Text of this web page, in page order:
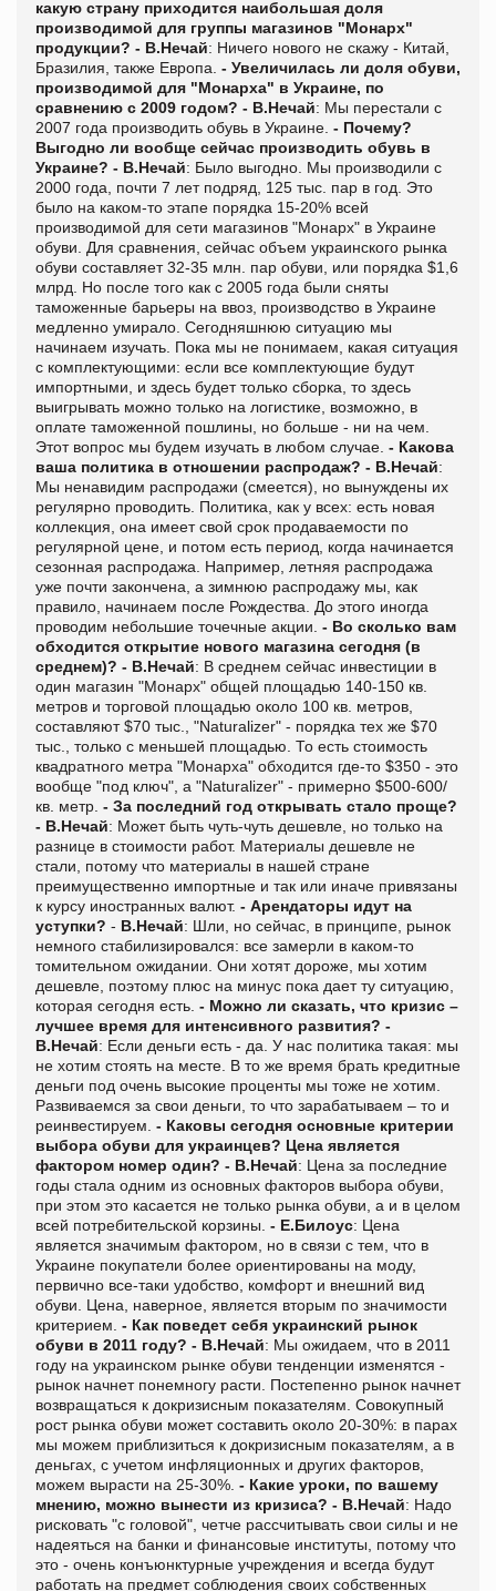
какую страну приходится наибольшая доля
производимой для группы магазинов "Монарх"
продукции? - В.Нечай: Ничего нового не скажу - Китай,
Бразилия, также Европа. - Увеличилась ли доля обуви,
производимой для "Монарха" в Украине, по
сравнению с 2009 годом? - В.Нечай: Мы перестали с
2007 года производить обувь в Украине. - Почему?
Выгодно ли вообще сейчас производить обувь в
Украине? - В.Нечай: Было выгодно. Мы производили с
2000 года, почти 7 лет подряд, 125 тыс. пар в год. Это
было на каком-то этапе порядка 15-20% всей
производимой для сети магазинов "Монарх" в Украине
обуви. Для сравнения, сейчас объем украинского рынка
обуви составляет 32-35 млн. пар обуви, или порядка $1,6
млрд. Но после того как с 2005 года были сняты
таможенные барьеры на ввоз, производство в Украине
медленно умирало. Сегодняшнюю ситуацию мы
начинаем изучать. Пока мы не понимаем, какая ситуация
с комплектующими: если все комплектующие будут
импортными, и здесь будет только сборка, то здесь
выигрывать можно только на логистике, возможно, в
оплате таможенной пошлины, но больше - ни на чем.
Этот вопрос мы будем изучать в любом случае. - Какова
ваша политика в отношении распродаж? - В.Нечай:
Мы ненавидим распродажи (смеется), но вынуждены их
регулярно проводить. Политика, как у всех: есть новая
коллекция, она имеет свой срок продаваемости по
регулярной цене, и потом есть период, когда начинается
сезонная распродажа. Например, летняя распродажа
уже почти закончена, а зимнюю распродажу мы, как
правило, начинаем после Рождества. До этого иногда
проводим небольшие точечные акции. - Во сколько вам
обходится открытие нового магазина сегодня (в
среднем)? - В.Нечай: В среднем сейчас инвестиции в
один магазин "Монарх" общей площадью 140-150 кв.
метров и торговой площадью около 100 кв. метров,
составляют $70 тыс., "Naturalizer" - порядка тех же $70
тыс., только с меньшей площадью. То есть стоимость
квадратного метра "Монарха" обходится где-то $350 - это
вообще "под ключ", а "Naturalizer" - примерно $500-600/
кв. метр. - За последний год открывать стало проще?
- В.Нечай: Может быть чуть-чуть дешевле, но только на
разнице в стоимости работ. Материалы дешевле не
стали, потому что материалы в нашей стране
преимущественно импортные и так или иначе привязаны
к курсу иностранных валют. - Арендаторы идут на
уступки? - В.Нечай: Шли, но сейчас, в принципе, рынок
немного стабилизировался: все замерли в каком-то
томительном ожидании. Они хотят дороже, мы хотим
дешевле, поэтому плюс на минус пока дает ту ситуацию,
которая сегодня есть. - Можно ли сказать, что кризис –
лучшее время для интенсивного развития? -
В.Нечай: Если деньги есть - да. У нас политика такая: мы
не хотим стоять на месте. В то же время брать кредитные
деньги под очень высокие проценты мы тоже не хотим.
Развиваемся за свои деньги, то что зарабатываем – то и
реинвестируем. - Каковы сегодня основные критерии
выбора обуви для украинцев? Цена является
фактором номер один? - В.Нечай: Цена за последние
годы стала одним из основных факторов выбора обуви,
при этом это касается не только рынка обуви, а и в целом
всей потребительской корзины. - Е.Билоус: Цена
является значимым фактором, но в связи с тем, что в
Украине покупатели более ориентированы на моду,
первично все-таки удобство, комфорт и внешний вид
обуви. Цена, наверное, является вторым по значимости
критерием. - Как поведет себя украинский рынок
обуви в 2011 году? - В.Нечай: Мы ожидаем, что в 2011
году на украинском рынке обуви тенденции изменятся -
рынок начнет понемногу расти. Постепенно рынок начнет
возвращаться к докризисным показателям. Совокупный
рост рынка обуви может составить около 20-30%: в парах
мы можем приблизиться к докризисным показателям, а в
деньгах, с учетом инфляционных и других факторов,
можем вырасти на 25-30%. - Какие уроки, по вашему
мнению, можно вынести из кризиса? - В.Нечай: Надо
рисковать "с головой", четче рассчитывать свои силы и не
надеяться на банки и финансовые институты, потому что
это - очень конъюнктурные учреждения и всегда будут
работать на предмет соблюдения своих собственных